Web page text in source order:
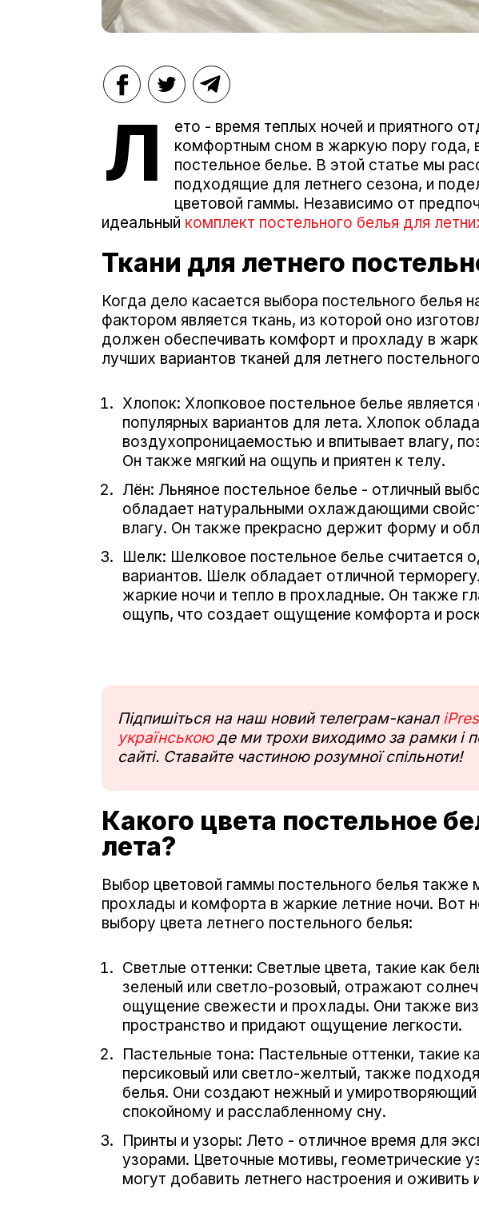
Л
ето - время теплых ночей и приятного
комфортным сном в жаркую пору года,
постельное белье. В этой статье мы
подходящие для летнего сезона, и
цветовой гаммы. Независимо от
идеальный комплект постельного белья для
Ткани для летнего
Когда дело касается выбора постельного белья
фактором является ткань, из которой оно
должен обеспечивать комфорт и прохладу в
лучших вариантов тканей для летнего
Хлопок: Хлопковое постельное белье
популярных вариантов для лета. Хлопок
воздухопроницаемостью и впитывает влагу,
Он также мягкий на ощупь и приятен к телу.
Лён: Льняное постельное белье - отличный
обладает натуральными охлаждающими
влагу. Он также прекрасно держит форму и
Шелк: Шелковое постельное белье считается
вариантов. Шелк обладает отличной
жаркие ночи и тепло в прохладные. Он также
ощупь, что создает ощущение комфорта и
Підпишіться на наш новий телеграм-канал
українськоюде ми трохи виходимо за рамки і
сайті. Ставайте частиною розумної спільноти!
Какого цвета постельное
лета?
Выбор цветовой гаммы постельного белья
прохлады и комфорта в жаркие летние ночи. Вот
выбору цвета летнего постельного белья:
Светлые оттенки: Светлые цвета, такие как
зеленый или светло-розовый, отражают
ощущение свежести и прохлады. Они также
пространство и придают ощущение легкости.
Пастельные тона: Пастельные оттенки, такие
персиковый или светло-желтый, также
белья. Они создают нежный и
спокойному и расслабленному сну.
Принты и узоры: Лето - отличное время для
узорами. Цветочные мотивы, геометрические
могут добавить летнего настроения и оживить